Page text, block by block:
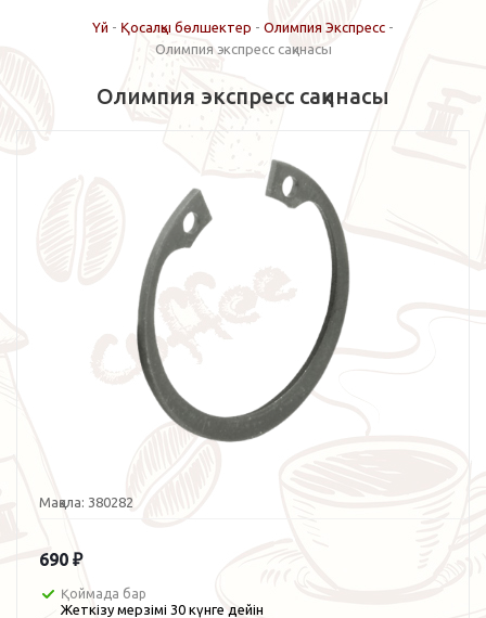
Үй - Қосалқы бөлшектер - Олимпия Экспресс -
Олимпия экспресс сақинасы
Олимпия экспресс сақинасы
Мақала: 380282
690 ₽
Қоймада бар
Жеткізу мерзімі 30 күнге дейін